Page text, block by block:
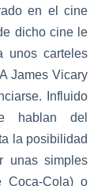
en el cine
dicho cine le
unos carteles
James Vicary
Influido
hablan del
la posibilidad
unas simples
Coca-Cola) o